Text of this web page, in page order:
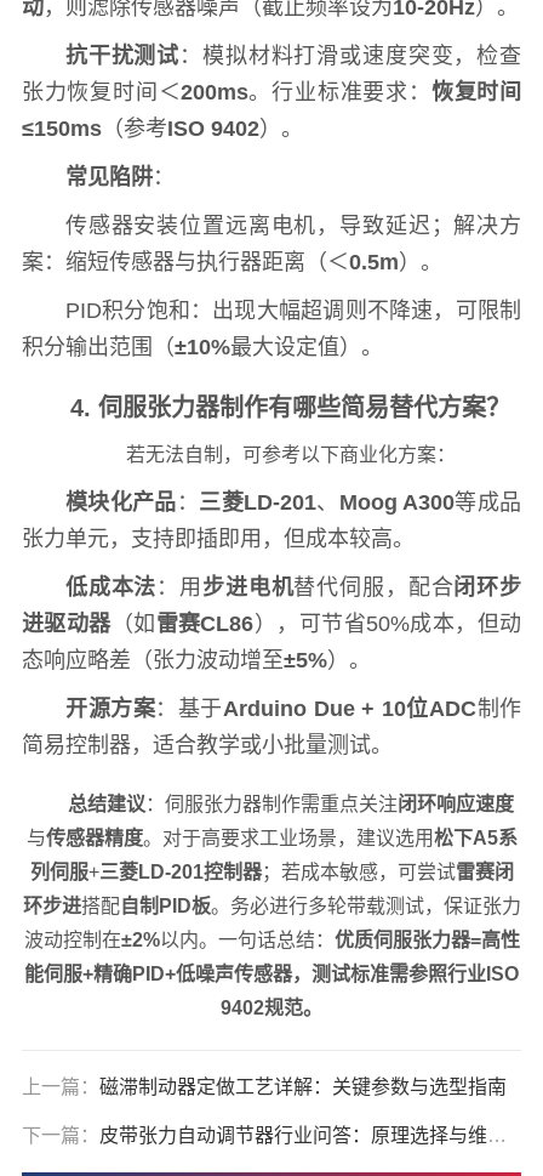
动，则滤除传感器噪声（截止频率设为10-20Hz）。
抗干扰测试 ：模拟材料打滑或速度突变，检查
张力恢复时间＜200ms。行业标准要求： 恢复时间
≤150ms（参考ISO 9402）。
常见陷阱：
传感器安装位置远离电机，导致延迟；解决方
案：缩短传感器与执行器距离（＜0.5m）。
PID积分饱和：出现大幅超调则不降速，可限制
积分输出范围（±10%最大设定值）。
4. 伺服张力器制作有哪些简易替代方案？
若无法自制，可参考以下商业化方案：
模块化产品 ： 三菱LD-201、 Moog A300等成品
张力单元，支持即插即用，但成本较高。
低成本法 ：用 步进电机替代伺服，配合闭环步
进驱动器（如 雷赛CL86），可节省50%成本，但动
态响应略差（张力波动增至±5%）。
开源方案：基于Arduino Due + 10位ADC制作
简易控制器，适合教学或小批量测试。
总结建议 ：伺服张力器制作需重点关注闭环响应速度
与传感器精度。对于高要求工业场景，建议选用松下A5系
列伺服+三菱LD-201控制器；若成本敏感，可尝试雷赛闭
环步进搭配自制PID板。务必进行多轮带载测试，保证张力
波动控制在±2%以内。一句话总结： 优质伺服张力器=高性
能伺服+精确PID+低噪声传感器，测试标准需参照行业ISO
9402规范。
上一篇： 磁滞制动器定做工艺详解：关键参数与选型指南
下一篇： 皮带张力自动调节器行业问答：原理选择与维护全解析